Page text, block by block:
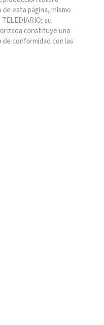
esta página, mismo
su
constituye una
conformidad con las